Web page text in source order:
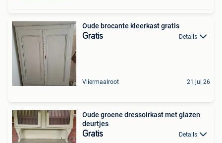
Oude brocante kleerkast gratis
Gratis Details
Vliermaalroot 21 jul 26
Oude groene dressoirkast met glazen
deurtjes
Gratis Details